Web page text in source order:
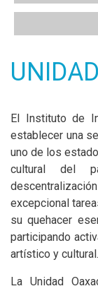
El Instituto de
establecer una
uno de los
cultural del
excepcional
su quehacer
participando
artístico y cultural.
La Unidad